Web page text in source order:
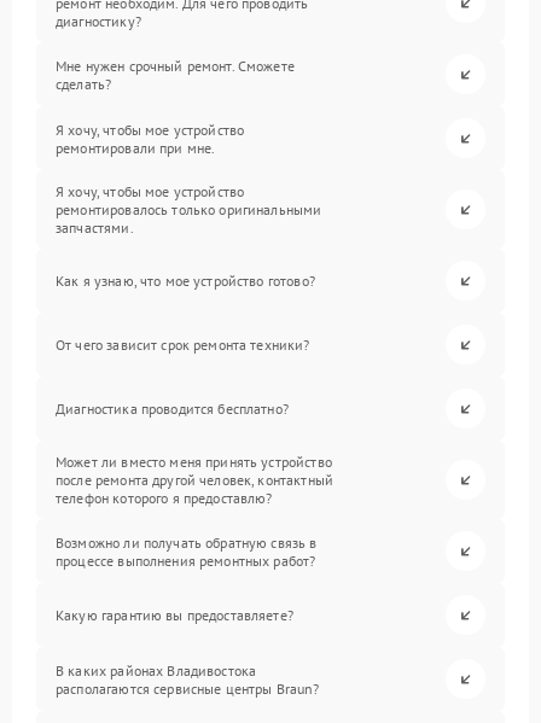
диагностику?
Мне нужен срочный ремонт. Сможете
сделать?
Я хочу, чтобы мое устройство
ремонтировали при мне.
Я хочу, чтобы мое устройство
ремонтировалось только оригинальными
запчастями.
Как я узнаю, что мое устройство готово?
От чего зависит срок ремонта техники?
Диагностика проводится бесплатно?
Может ли вместо меня принять устройство
после ремонта другой человек, контактный
телефон которого я предоставлю?
Возможно ли получать обратную связь в
процессе выполнения ремонтных работ?
Какую гарантию вы предоставляете?
В каких районах Владивостока
располагаются сервисные центры Braun?